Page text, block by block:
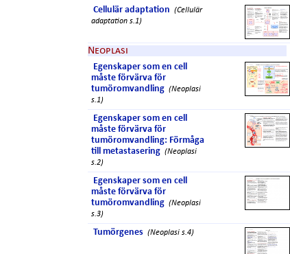
Cellulär adaptation (Cellulär
adaptation s.1)
Neoplasi
Egenskaper som en cell
måste förvärva för
tumöromvandling (Neoplasi
s.1)
Egenskaper som en cell
måste förvärva för
tumöromvandling: Förmåga
till metastasering (Neoplasi
s.2)
Egenskaper som en cell
måste förvärva för
tumöromvandling (Neoplasi
s.3)
Tumörgenes (Neoplasi s.4)